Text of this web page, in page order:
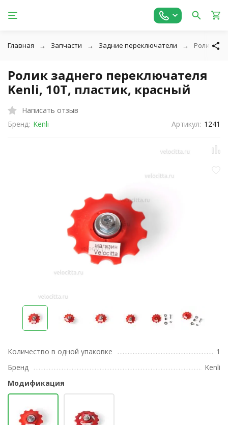
Главная Запчасти Задние переключатели Ролик
Ролик заднего переключателя
Kenli, 10T, пластик, красный
Написать отзыв
Бренд: Kenli Артикул: 1241
Количество в одной упаковке
1
Бренд
Kenli
Модификация